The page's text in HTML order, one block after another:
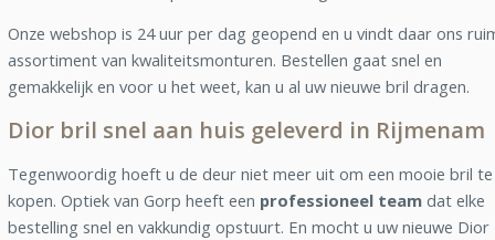
Onze webshop is 24 uur per dag geopend en u vindt daar ons
assortiment van kwaliteitsmonturen. Bestellen gaat snel en
gemakkelijk en voor u het weet, kan u al uw nieuwe bril dragen.
Dior bril snel aan huis geleverd in Rijmenam
Tegenwoordig hoeft u de deur niet meer uit om een mooie bril te
kopen. Optiek van Gorp heeft een professioneel team dat elke
bestelling snel en vakkundig opstuurt. En mocht u uw nieuwe Dior